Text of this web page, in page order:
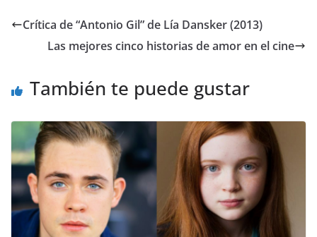
Crítica de “Antonio Gil” de Lía Dansker (2013)
Las mejores cinco historias de amor en el cine
También te puede gustar